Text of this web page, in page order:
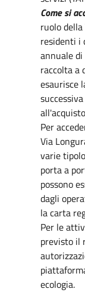
Come si
ruolo
residenti i
annuale
raccolta a
esaurisce
Per
Via
varie
porta a
possono
dagli
la carta
Per le
previsto il
ecologia.